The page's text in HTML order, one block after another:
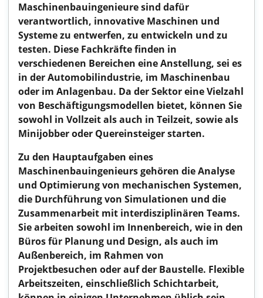
Maschinenbauingenieure sind dafür
verantwortlich, innovative Maschinen und
Systeme zu entwerfen, zu entwickeln und zu
testen. Diese Fachkräfte finden in
verschiedenen Bereichen eine Anstellung, sei es
in der Automobilindustrie, im Maschinenbau
oder im Anlagenbau. Da der Sektor eine Vielzahl
von Beschäftigungsmodellen bietet, können Sie
sowohl in Vollzeit als auch in Teilzeit, sowie als
Minijobber oder Quereinsteiger starten.
Zu den Hauptaufgaben eines
Maschinenbauingenieurs gehören die Analyse
und Optimierung von mechanischen Systemen,
die Durchführung von Simulationen und die
Zusammenarbeit mit interdisziplinären Teams.
Sie arbeiten sowohl im Innenbereich, wie in den
Büros für Planung und Design, als auch im
Außenbereich, im Rahmen von
Projektbesuchen oder auf der Baustelle. Flexible
Arbeitszeiten, einschließlich Schichtarbeit,